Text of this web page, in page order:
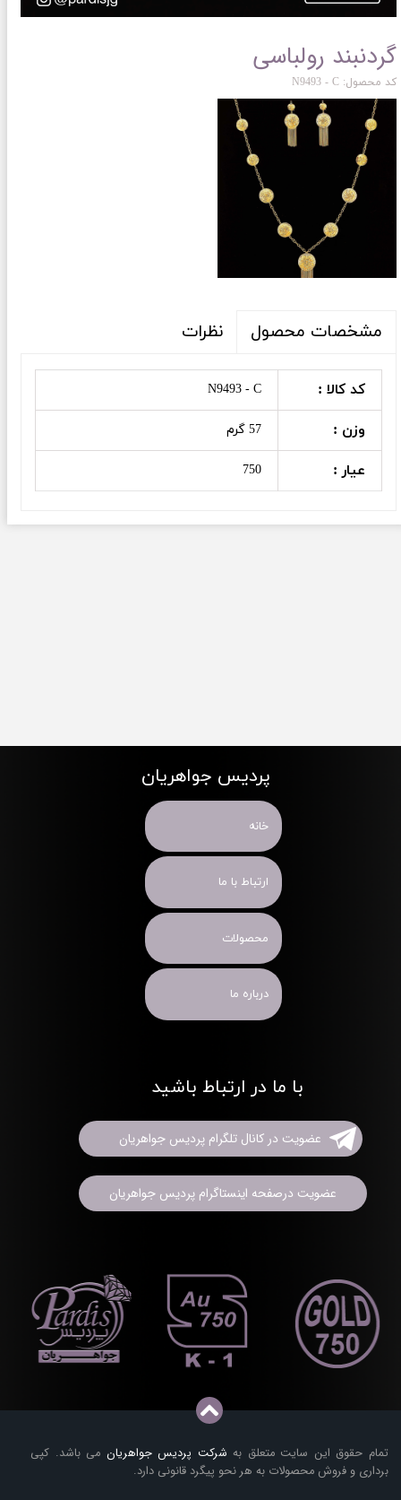
گردنبند رولباسی
کد محصول: N9493 - C
مشخصات محصول نظرات
کد کالا : N9493 - C
وزن : 57 گرم
عیار : 750
تمام حقوق این سایت متعلق به شرکت پردیس جواهریان می باشد. کپی
برداری و فروش محصولات به هر نحو پیگرد قانونی دارد.
پردیس جواهریان
خانه
ارتباط با ما
محصولات
درباره ما
با ما در ارتباط باشید
عضویت در کانال تلگرام پردیس جواهریان
عضویت درصفحه اینستاگرام پردیس جواهریان